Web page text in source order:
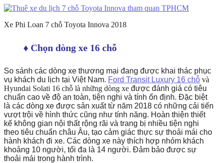
Xe Phi Loan 7 chỗ Toyota Innova 2018
♦ Chọn dòng xe 16 chỗ
So sánh các dòng xe thương mại đang được khai thác phục
vụ khách du lịch tại Việt Nam. Ford Transit Luxury 16 chỗ và
Hyundai Solati 16 chỗ là những dòng xe được đánh giá có tiêu
chuẩn cao về độ an toàn, tiện nghi và tính ổn định. Đặc biệt
là các dòng xe được sản xuất từ năm 2018 có những cải tiến
vượt trội về hình thức cũng như tính năng. Hoàn thiện thiết
kế không gian nội thất rộng rãi và trang bị nhiều tiện nghi
theo tiêu chuẩn châu Âu, tạo cảm giác thực sự thoải mái cho
hành khách đi xe. Các dòng xe này thích hợp nhóm khách
khoảng 10 người, tối đa là 14 người. Đảm bảo được sự
thoải mái trong hành trình.